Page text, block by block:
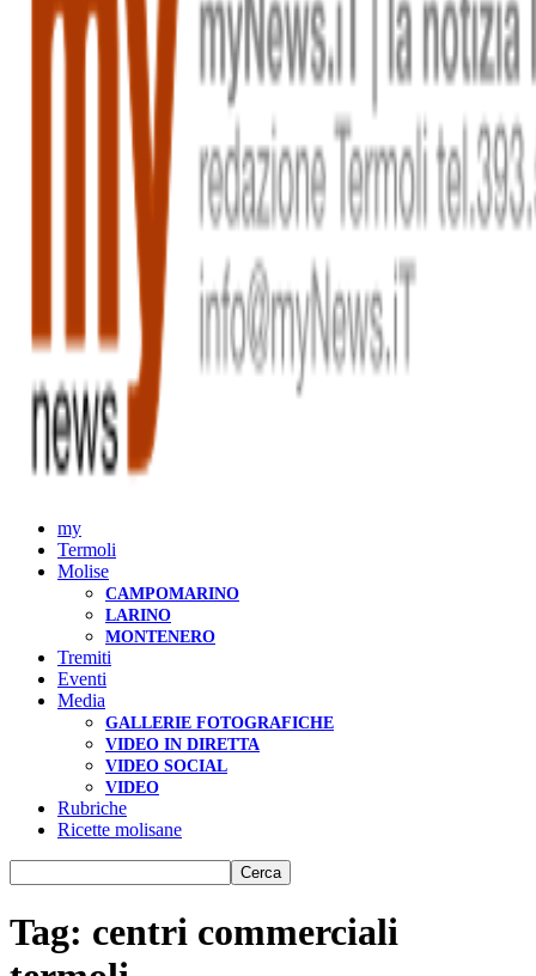
my
Termoli
Molise
CAMPOMARINO
LARINO
MONTENERO
Tremiti
Eventi
Media
GALLERIE FOTOGRAFICHE
VIDEO IN DIRETTA
VIDEO SOCIAL
VIDEO
Rubriche
Ricette molisane
Tag: centri commerciali